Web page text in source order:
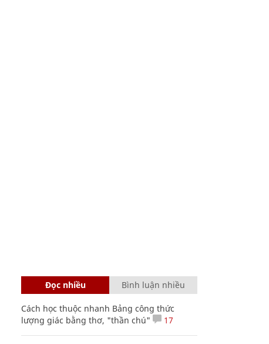
Đọc nhiều Bình luận nhiều
Cách học thuộc nhanh Bảng công thức
lượng giác bằng thơ, "thần chú"
17